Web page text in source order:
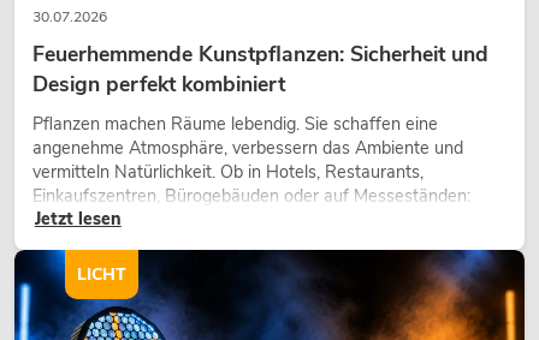
30.07.2026
Feuerhemmende Kunstpflanzen: Sicherheit und
Design perfekt kombiniert
Pflanzen machen Räume lebendig. Sie schaffen eine
angenehme Atmosphäre, verbessern das Ambiente und
vermitteln Natürlichkeit. Ob in Hotels, Restaurants,
Einkaufszentren, Bürogebäuden oder auf Messeständen:
eine hochwertige Begrünung gehört heute längst zum
Jetzt lesen
LICHT